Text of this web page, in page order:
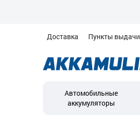
Доставка Пункты выдачи
Автомобильные
аккумуляторы